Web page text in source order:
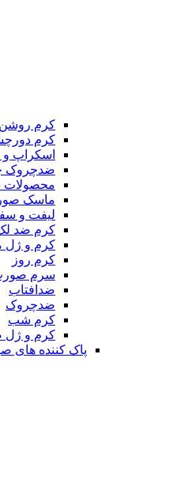
کرم روشن
کرم
اسکراپ و
ضدچروک
محصولات
ماسک
لیفت و
کرم ضد
کرم و ژل
کرم روز
سرم
ضدافتاب
ضدچروک
کرم شب
کرم و
پاک کننده های